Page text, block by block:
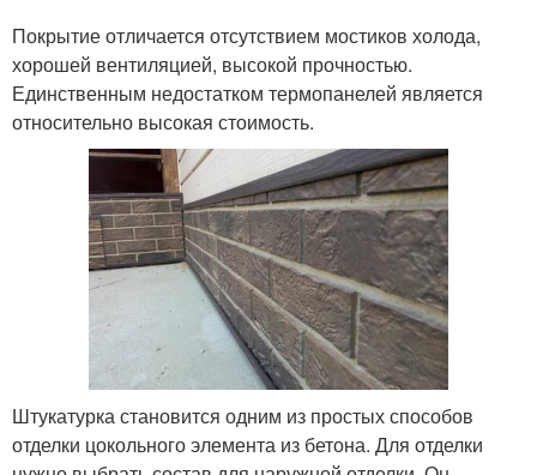
Покрытие отличается отсутствием мостиков холода,
хорошей вентиляцией, высокой прочностью.
Единственным недостатком термопанелей является
относительно высокая стоимость.
Штукатурка становится одним из простых способов
отделки цокольного элемента из бетона. Для отделки